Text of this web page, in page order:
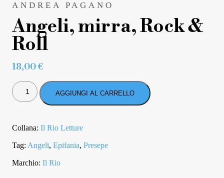
ANDREA PAGANO
Angeli, mirra, Rock &
Roll
18,00€
ANGELI,
MIRRA,
ROCK
QUANTITÀ
AGGIUNGI AL CARRELLO
Collana: Il Rio Letture
Tag: Angeli, Epifania, Presepe
Marchio: Il Rio